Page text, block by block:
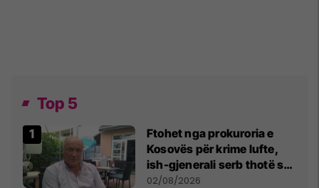
Top 5
Ftohet nga prokuroria e
Kosovës për krime lufte,
ish-gjenerali serb thotë se
dikush e tradhtoi në
02/08/2026